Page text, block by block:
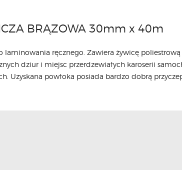
BRĄZOWA 30mm x 40m
laminowania ręcznego. Zawiera żywicę
dziur i miejsc przerdzewiałych karoserii
Uzyskana powłoka posiada bardzo dobrą